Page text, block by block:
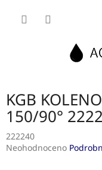
KGB
150/90°
222240
Průměrné
Neohodnoceno